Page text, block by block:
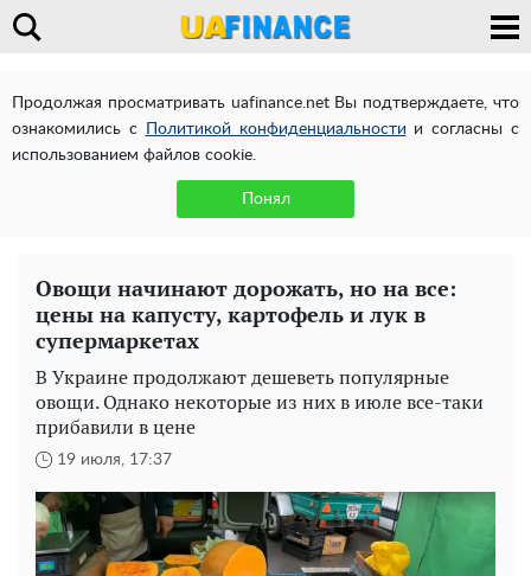
Продолжая просматривать uafinance.net Вы подтверждаете, что
ознакомились с
Политикой конфиденциальности и согласны с
использованием файлов cookie.
Понял
Овощи начинают дорожать, но на все:
цены на капусту, картофель и лук в
супермаркетах
В Украине продолжают дешеветь популярные
овощи. Однако некоторые из них в июле все-таки
прибавили в цене
19 июля, 17:37